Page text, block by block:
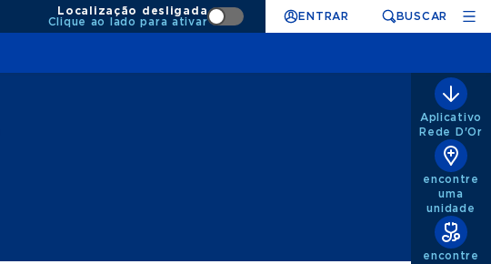
Localização desligada
Clique ao lado para ativar
ENTRAR BUSCAR
Aplicativo
Rede D'Or
encontre
uma
unidade
encontre